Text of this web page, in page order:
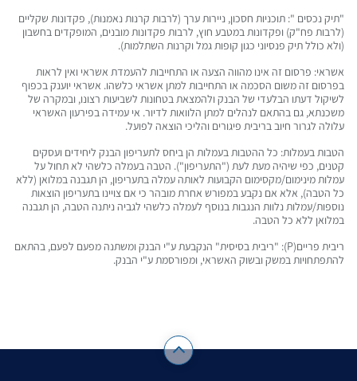
"תיק נכסים ": תוכניות חסכון, ניירות ערך (לרבות קרנות נאמנות), פקדונות שקליים
(לרבות פח"ק) ופקדונות במטבע חוץ, לרבות פקדונות מובנים, המופקדים בחשבון
(ולא כולל תיק פנסיוני כגון קופות גמל וקרנות השתלמות).
אשראי: פרסום זה אינו מהווה הצעה או התחייבות להעמדת אשראי ואין לראות
בפרסום זה משום הסכמה או התחייבות למתן אשראי כלשהו. אשראי יוענק בכפוף
לשיקול דעתו הבלעדי של הבנק ולהמצאת בטחונות לשביעות רצונו, ובמקרה של
משכנתא, גם בהתאם לנהלים למתן הלוואות לדיור. אי עמידה בפירעון האשראי
עלולה לגרור חיוב בריבית פיגורים והליכי הוצאה לפועל.
הטבות בעמלות: כל ההטבות בעמלות הן ביחס לתעריפון הבנק ליחידים ועסקים
קטנים, כפי שיהיה מעת לעת ("התעריפון"). הטבה בעמלה כלשהי לא תחול על
עמלות מינימום/מקסימום הקבועות לאותה עמלה בתעריפון, הן תגבנה במלואן (ללא
כל הטבה), אלא אם נקבע במפורש אחרת מובהר כי אם צויינו בתעריפון הוצאות
נוספות/עמלות נלוות הנגבות בנוסף לעמלה כלשהי לגביה ניתנה הטבה, הן תגבנה
במלואן ללא כל הטבה.
ריבית פריים(P): "ריבית בסיסית" הנקבעת ע"י הבנק ומשתנה מפעם לפעם, בהתאם
להתפתחויות במשק ובשוק האשראי, ומפורסמת ע"י הבנק.